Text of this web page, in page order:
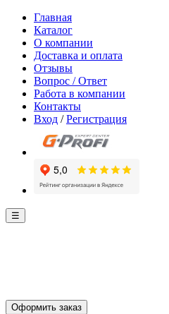
Главная
Каталог
О компании
Доставка и оплата
Отзывы
Вопрос / Ответ
Работа в компании
Контакты
Вход /Регистрация
☰
Оформить заказ